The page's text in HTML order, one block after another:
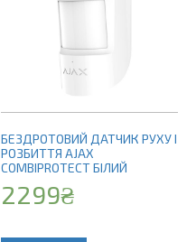
БЕЗДРОТОВИЙ ДАТЧИК РУХУ І
РОЗБИТТЯ AJAX
COMBIPROTECT БІЛИЙ
2299₴